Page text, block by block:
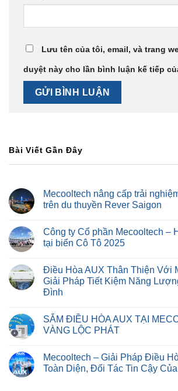
Lưu tên của tôi, email, và trang
duyệt này cho lần bình luận kế tiếp
Bài Viết Gần Đây
Mecooltech nâng cấp trải
trên du thuyền Rever Saigon
Công ty Cổ phần Mecooltech –
tại biển Cô Tô 2025
Điều Hòa AUX Thân Thiện Với
Giải Pháp Tiết Kiệm Năng
Đình
SẮM ĐIỀU HÒA AUX TẠI
VÀNG LỘC PHÁT
Mecooltech – Giải Pháp Điều
Toàn Diện, Đối Tác Tin Cậy